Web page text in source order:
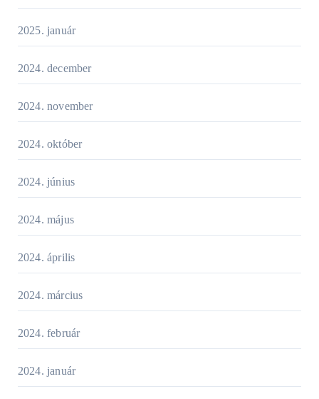
2025. január
2024. december
2024. november
2024. október
2024. június
2024. május
2024. április
2024. március
2024. február
2024. január